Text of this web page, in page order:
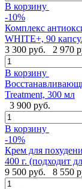
В корзину
-10%
Комплекс
WHITE+, 90
3 300 руб.
2 970
В корзину
Treatment, 300 мл
3 900 руб.
В корзину
-10%
Крем для
400 г. (подходит
9 500 руб.
8 550